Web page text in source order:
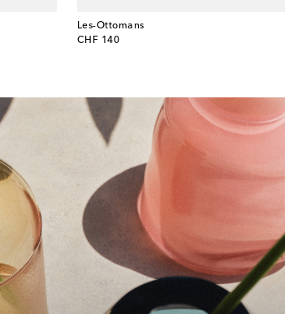
Les-Ottomans
CHF 140
original price